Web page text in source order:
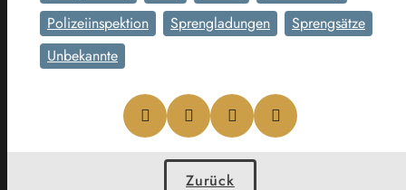
Polizeiinspektion
Sprengladungen
Sprengsätze
Unbekannte
Zurück